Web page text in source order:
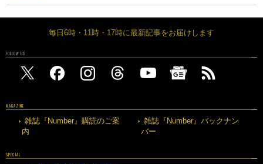
毎日6時・11時・17時に最新記事をお届けします
FOLLOW US
MAGAZINE
雑誌『Number』購読のご案
内
雑誌『Number』バックナン
バー
SPECIAL